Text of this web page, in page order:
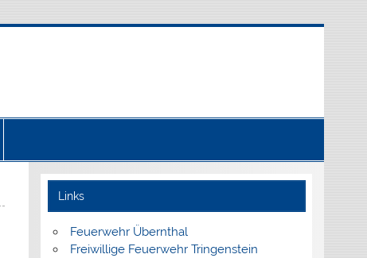
Links
Feuerwehr Übernthal
Freiwillige Feuerwehr Tringenstein